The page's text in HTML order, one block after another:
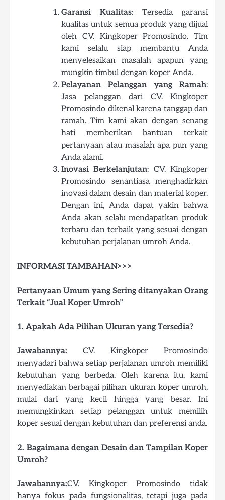
Garansi Kualitas: Tersedia garansi
kualitas untuk semua produk yang dijual
oleh CV. Kingkoper Promosindo. Tim
kami selalu siap membantu Anda
menyelesaikan masalah apapun yang
mungkin timbul dengan koper Anda.
Pelayanan Pelanggan yang Ramah:
Jasa pelanggan dari CV. Kingkoper
Promosindo dikenal karena tanggap dan
ramah. Tim kami akan dengan senang
hati memberikan bantuan terkait
pertanyaan atau masalah apa pun yang
Anda alami.
Inovasi Berkelanjutan: CV. Kingkoper
Promosindo senantiasa menghadirkan
inovasi dalam desain dan material koper.
Dengan ini, Anda dapat yakin bahwa
Anda akan selalu mendapatkan produk
terbaru dan terbaik yang sesuai dengan
kebutuhan perjalanan umroh Anda.
INFORMASI TAMBAHAN>>>
Pertanyaan Umum yang Sering ditanyakan Orang
Terkait “Jual Koper Umroh”
1. Apakah Ada Pilihan Ukuran yang Tersedia?
Jawabannya: CV. Kingkoper Promosindo
menyadari bahwa setiap perjalanan umroh memiliki
kebutuhan yang berbeda. Oleh karena itu, kami
menyediakan berbagai pilihan ukuran koper umroh,
mulai dari yang kecil hingga yang besar. Ini
memungkinkan setiap pelanggan untuk memilih
koper sesuai dengan kebutuhan dan preferensi anda.
2. Bagaimana dengan Desain dan Tampilan Koper
Umroh?
Jawabannya:CV. Kingkoper Promosindo tidak
hanya fokus pada fungsionalitas, tetapi juga pada